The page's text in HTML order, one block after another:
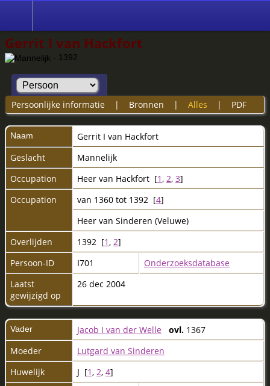
Gerrit I van Hackfort
- 1392
Persoonlijke informatie| Bronnen | Alles | PDF
Naam Gerrit I van Hackfort
Geslacht
Mannelijk
Occupation
Heer van Hackfort [1, 2, 3]
Occupation
van 1360 tot 1392 [4]
Heer van Sinderen (Veluwe)
Overlijden
1392 [1, 2]
Persoon-ID
I701
Onderzoeksdatabase
Laatst
gewijzigd op
26 dec 2004
Vader Jacob I van der Welle ovl. 1367
Moeder
Lutgard van Sinderen
Huwelijk
J [1, 2, 4]